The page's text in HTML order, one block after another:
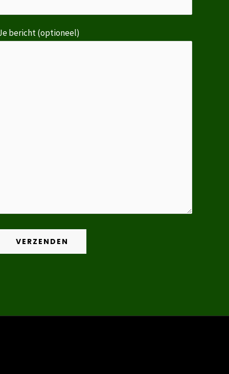
bericht (optioneel)